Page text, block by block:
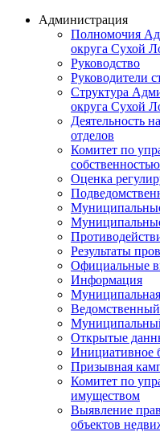
Администрация
Полномочия
округа Сухой
Руководство
Руководители
Структура
округа Сухой
Деятельность
отделов
Комитет по
собственностью
Оценка
Результаты
Официальные
Информация
Открытые
Инициативное
Призывная
Комитет по
имуществом
Выявление
объектов